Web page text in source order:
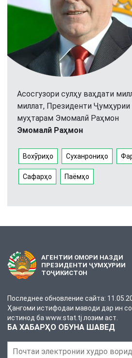
Асосгузори сулҳу ваҳдати
миллат, Президенти
муҳтарам Эмомалӣ Раҳмон
Эмомалӣ Раҳмон
Вохӯриҳо Суханрониҳо
Сафарҳо Паёмҳо
АГЕНТИИ ОМОРИ НАЗДИ
ПРЕЗИДЕНТИ ҶУМҲУРИИ
ТОҶИКИСТОН
Последнее обновление сайта:
Ҳангоми истифодаи маводи дар ин
истинод ба www.stat.tj лозим аст.
БА ХАБАРҲО ОБУНА ШАВЕД